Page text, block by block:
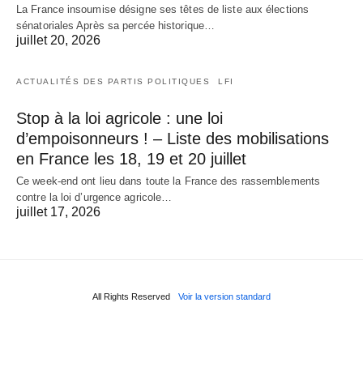
La France insoumise désigne ses têtes de liste aux élections
sénatoriales Après sa percée historique…
juillet 20, 2026
ACTUALITÉS DES PARTIS POLITIQUES LFI
Stop à la loi agricole : une loi
d’empoisonneurs ! – Liste des mobilisations
en France les 18, 19 et 20 juillet
Ce week-end ont lieu dans toute la France des rassemblements
contre la loi d’urgence agricole…
juillet 17, 2026
All Rights Reserved Voir la version standard